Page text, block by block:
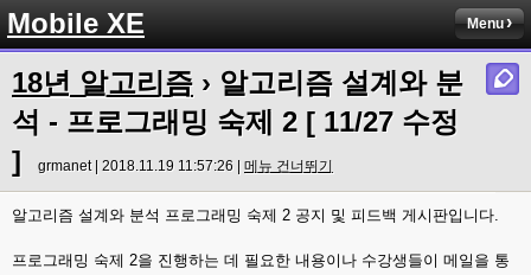
Mobile XE Menu
18년 알고리즘 › 알고리즘 설계와 분
석 - 프로그래밍 숙제 2 [ 11/27 수정
]
grmanet | 2018.11.19 11:57:26 | 메뉴 건너뛰기
알고리즘 설계와 분석 프로그래밍 숙제 2 공지 및 피드백 게시판입니다.
프로그래밍 숙제 2을 진행하는 데 필요한 내용이나 수강생들이 메일을 통